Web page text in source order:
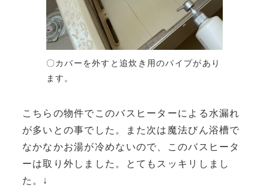
〇カバーを外すと追炊き用のパイプがあり
ます。
こちらの物件でこのバスヒーターによる水漏れ
が多いとの事でした。また次は魔法びん浴槽で
なかなかお湯が冷めないので、このバスヒータ
ーは取り外しました。とてもスッキリしまし
た。↓